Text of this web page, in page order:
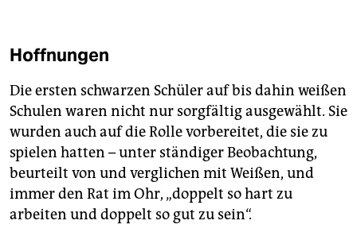
Hoffnungen
Die ersten schwarzen Schüler auf bis dahin weißen
Schulen waren nicht nur sorgfältig ausgewählt. Sie
wurden auch auf die Rolle vorbereitet, die sie zu
spielen hatten – unter ständiger Beobachtung,
beurteilt von und verglichen mit Weißen, und
immer den Rat im Ohr, „doppelt so hart zu
arbeiten und doppelt so gut zu sein“.